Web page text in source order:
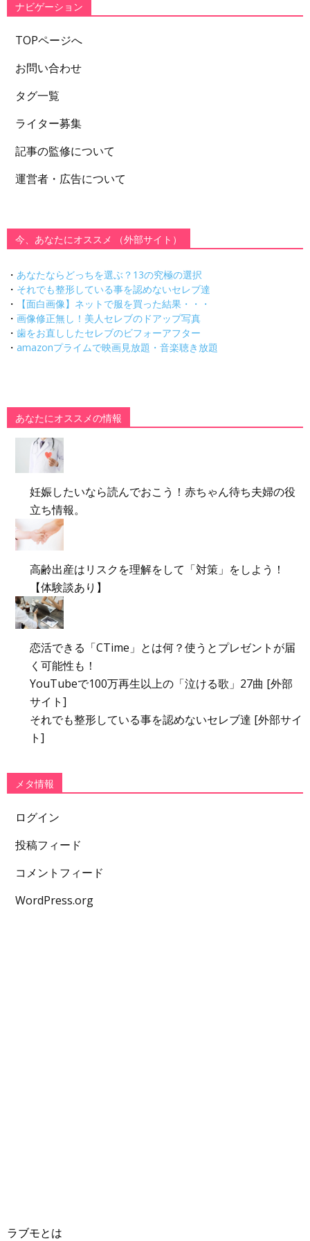
ナビゲーション
TOPページへ
お問い合わせ
タグ一覧
ライター募集
記事の監修について
運営者・広告について
今、あなたにオススメ （外部サイト）
・ あなたならどっちを選ぶ？13の究極の選択
・ それでも整形している事を認めないセレブ達
・
【面白画像】ネットで服を買った結果・・・
・ 画像修正無し！美人セレブのドアップ写真
・ 歯をお直ししたセレブのビフォーアフター
・ amazonプライムで映画見放題・音楽聴き放題
あなたにオススメの情報
妊娠したいなら読んでおこう！赤ちゃん待ち夫婦の役
立ち情報。
高齢出産はリスクを理解をして「対策」をしよう！
【体験談あり】
恋活できる「CTime」とは何？使うとプレゼントが届
く可能性も！
YouTubeで100万再生以上の「泣ける歌」27曲 [外部
サイト]
それでも整形している事を認めないセレブ達 [外部サイ
ト]
メタ情報
ログイン
投稿フィード
コメントフィード
WordPress.org
ラブモとは